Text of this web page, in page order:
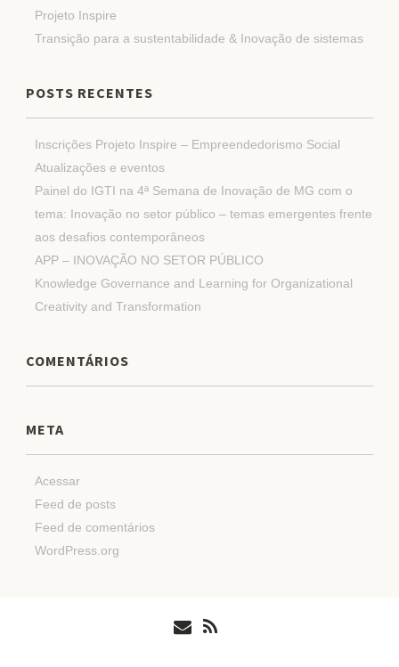
Projeto Inspire
Transição para a sustentabilidade & Inovação de sistemas
POSTS RECENTES
Inscrições Projeto Inspire – Empreendedorismo Social
Atualizações e eventos
Painel do IGTI na 4ª Semana de Inovação de MG com o
tema: Inovação no setor público – temas emergentes frente
aos desafios contemporâneos
APP – INOVAÇÃO NO SETOR PÚBLICO
Knowledge Governance and Learning for Organizational
Creativity and Transformation
COMENTÁRIOS
META
Acessar
Feed de posts
Feed de comentários
WordPress.org